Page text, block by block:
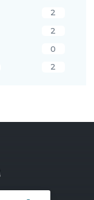
2
2
0
2